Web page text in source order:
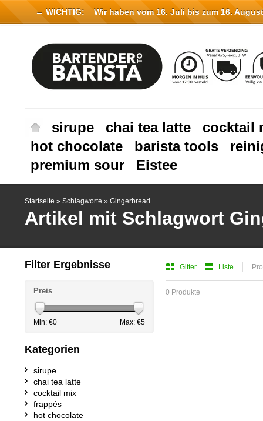
sirupe chai tea latte
cocktail
hot chocolate
barista tools
premium sour
Eistee
Startseite » Schlagworte » Gingerbread
Artikel mit Schlagwort
Gitter Liste
0 Produkte
Filter Ergebnisse
Preis
Min: €0 Max: €5
Kategorien
sirupe
chai tea latte
cocktail mix
frappés
hot chocolate
← WICHTIG: Wir haben vom 16. Juli bis zum 16.